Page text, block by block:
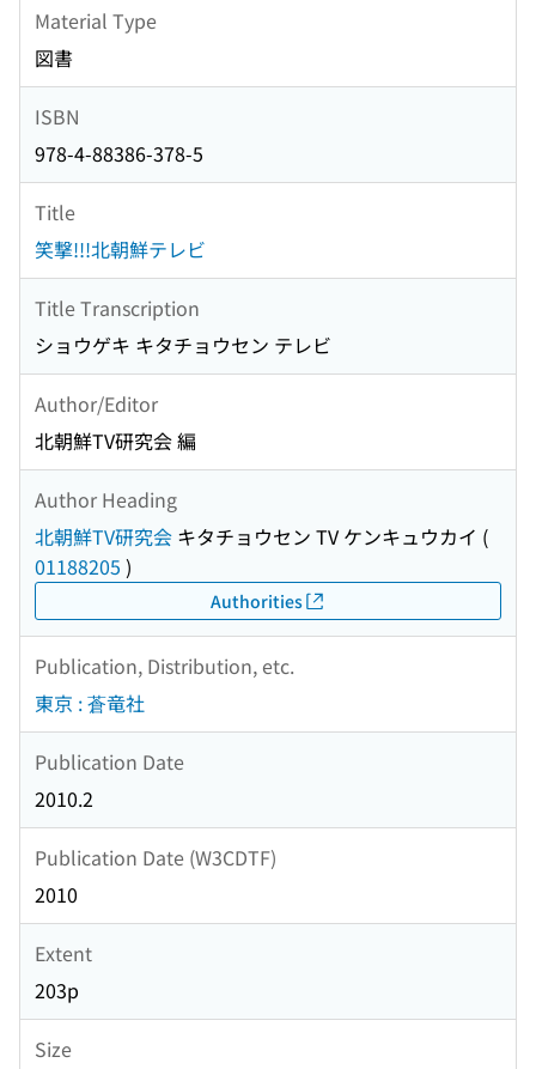
Material Type
図書
ISBN
978-4-88386-378-5
Title
笑撃!!!北朝鮮テレビ
Title Transcription
ショウゲキ キタチョウセン テレビ
Author/Editor
北朝鮮TV研究会 編
Author Heading
北朝鮮TV研究会 キタチョウセン TV ケンキュウカイ (
01188205 )
Authorities
Publication, Distribution, etc.
東京 : 蒼竜社
Publication Date
2010.2
Publication Date (W3CDTF)
2010
Extent
203p
Size